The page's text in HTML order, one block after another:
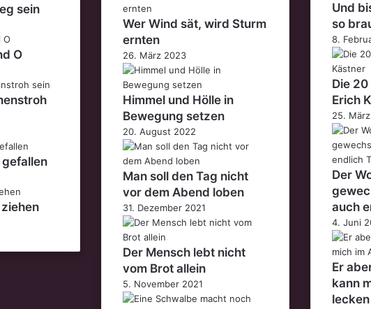
sein
O
gefallen
Wer Wind sät, wird Sturm
ernten
26. März 2023
Himmel und Hölle in
Bewegung setzen
20. August 2022
Man soll den Tag nicht
vor dem Abend loben
31. Dezember 2021
Der Mensch lebt nicht
vom Brot allein
5. November 2021
Und
so
8.
Die
Erich
25.
Der
auch
4. Juni
Er
kann
lecken